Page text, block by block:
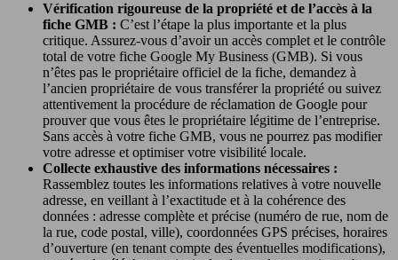
Vérification rigoureuse de la propriété et de l’accès à la
fiche GMB : C’est l’étape la plus importante et la plus
critique. Assurez-vous d’avoir un accès complet et le contrôle
total de votre fiche Google My Business (GMB). Si vous
n’êtes pas le propriétaire officiel de la fiche, demandez à
l’ancien propriétaire de vous transférer la propriété ou suivez
attentivement la procédure de réclamation de Google pour
prouver que vous êtes le propriétaire légitime de l’entreprise.
Sans accès à votre fiche GMB, vous ne pourrez pas modifier
votre adresse et optimiser votre visibilité locale.
Collecte exhaustive des informations nécessaires :
Rassemblez toutes les informations relatives à votre nouvelle
adresse, en veillant à l’exactitude et à la cohérence des
données : adresse complète et précise (numéro de rue, nom de
la rue, code postal, ville), coordonnées GPS précises, horaires
d’ouverture (en tenant compte des éventuelles modifications),